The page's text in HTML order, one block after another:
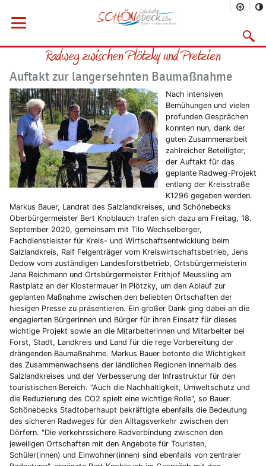
Menü öffnen
Vorheriges Bild
Startseite
Rathaus
Aktuelles 2020
Radweg zwischen Plötzky und Pretzien
Auftakt zur langersehnten Baumaßnahme
Nach intensiven
Bemühungen und vielen
profunden Gesprächen
konnten nun, dank der
guten Zusammenarbeit
zahlreicher Beteiligter,
der Auftakt für das
geplante Radweg-Projekt
entlang der Kreisstraße
K1296 gegeben werden.
Markus Bauer, Landrat des Salzlandkreises, und Schönebecks
Oberbürgermeister Bert Knoblauch trafen sich dazu am Freitag, 18.
September 2020, gemeinsam mit Tilo Wechselberger,
Fachdienstleister für Kreis- und Wirtschaftsentwicklung beim
Salzlandkreis, Ralf Felgenträger vom Kreiswirtschaftsbetrieb, Jens
Dedow vom zuständigen Landesforstbetrieb, Ortsbürgermeisterin
Jana Reichmann und Ortsbürgermeister Frithjof Meussling am
Rastplatz an der Klostermauer in Plötzky, um den Ablauf zur
geplanten Maßnahme zwischen den beliebten Ortschaften der
hiesigen Presse zu präsentieren. Ein großer Dank ging dabei an die
engagierten Bürgerinnen und Bürger für ihren Einsatz für dieses
wichtige Projekt sowie an die Mitarbeiterinnen und Mitarbeiter bei
Forst, Stadt, Landkreis und Land für die rege Vorbereitung der
drängenden Baumaßnahme. Markus Bauer betonte die Wichtigkeit
des Zusammenwachsens der ländlichen Regionen innerhalb des
Salzlandkreises und der Verbesserung der Infrastruktur für den
touristischen Bereich. "Auch die Nachhaltigkeit, Umweltschutz und
die Reduzierung des CO2 spielt eine wichtige Rolle", so Bauer.
Schönebecks Stadtoberhaupt bekräftigte ebenfalls die Bedeutung
des sicheren Radweges für den Alltagsverkehr zwischen den
Dörfern. "Die verkehrssichere Radverbindung zwischen den
jeweiligen Ortschaften mit den Angebote für Touristen,
Schüler(innen) und Einwohner(innen) sind ebenfalls von zentraler